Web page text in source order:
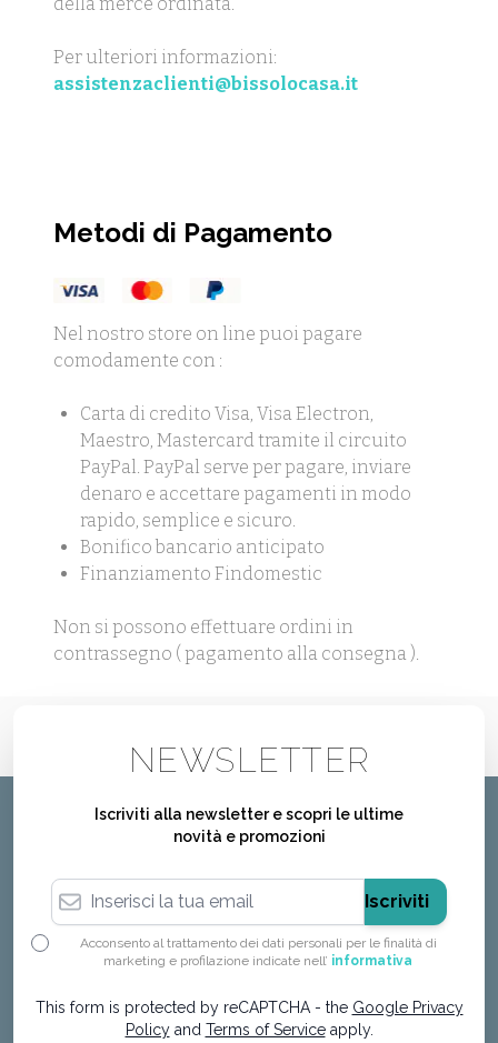
Per ulteriori informazioni:
assistenzaclienti@bissolocasa.it
Metodi di Pagamento
Nel nostro store on line puoi pagare
comodamente con :
Carta di credito Visa, Visa Electron,
Maestro, Mastercard tramite il circuito
PayPal. PayPal serve per pagare, inviare
denaro e accettare pagamenti in modo
rapido, semplice e sicuro.
Bonifico bancario anticipato
Finanziamento Findomestic
Non si possono effettuare ordini in
contrassegno ( pagamento alla consegna ).
NEWSLETTER
Iscriviti alla newsletter e scopri le ultime
novità e promozioni
Indirizzo email
Iscriviti
Acconsento al trattamento dei dati personali per le finalità di
marketing e profilazione indicate nell’ informativa
This form is protected by reCAPTCHA - the Google Privacy
Policyand Terms of Serviceapply.